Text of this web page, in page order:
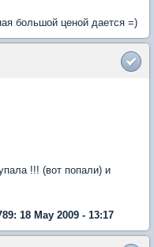
большой ценой дается =)
!!! (вот попали) и
18 May 2009 - 13:17